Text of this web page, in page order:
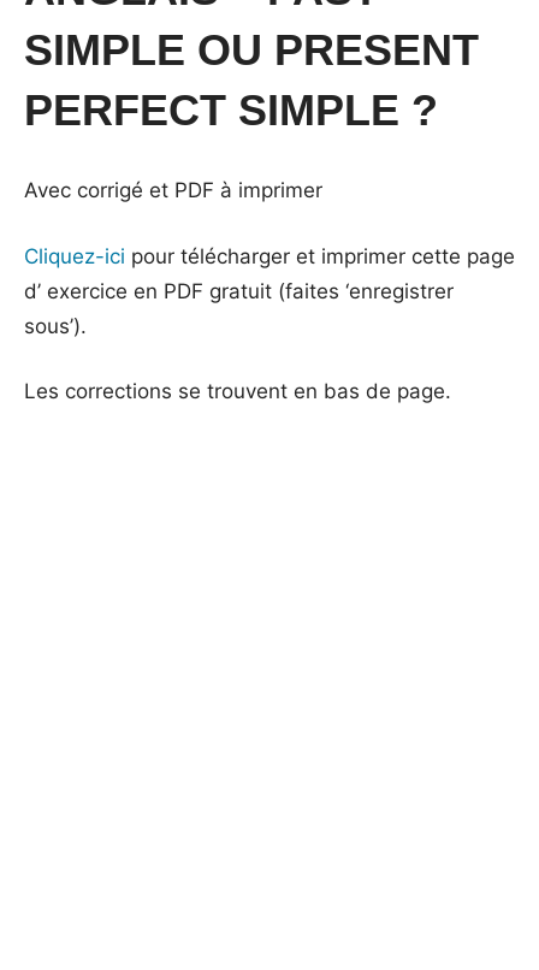
SIMPLE OU PRESENT
PERFECT SIMPLE ?
Avec corrigé et PDF à imprimer
Cliquez-ici pour télécharger et imprimer cette page
d’ exercice en PDF gratuit (faites ‘enregistrer
sous’).
Les corrections se trouvent en bas de page.